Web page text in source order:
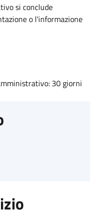
si conclude
o l'informazione
30 giorni